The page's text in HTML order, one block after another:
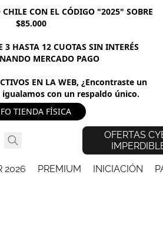
CON EL CÓDIGO "2025" SOBRE
$85.000
3 HASTA 12 CUOTAS SIN INTERÉS
MERCADO PAGO
EN LA WEB, ¿Encontraste un
igualamos con un respaldo único.
TIENDA FÍSICA
OFERTAS
2026 PREMIUM INICIACIÓN